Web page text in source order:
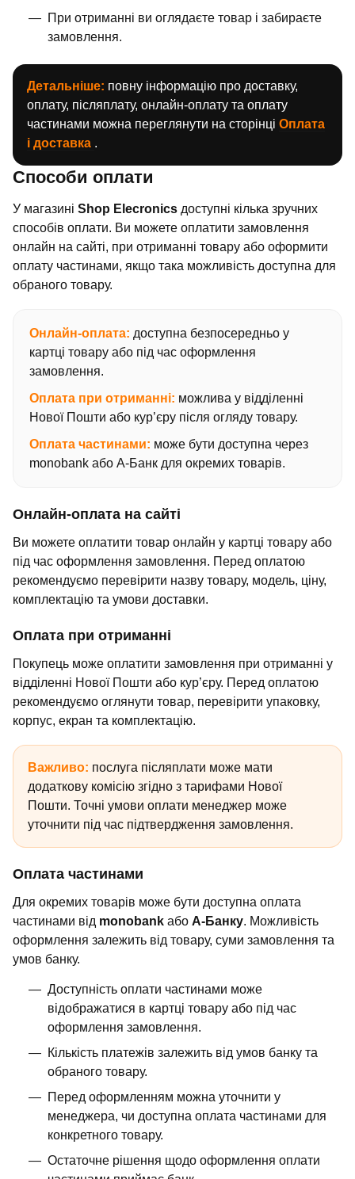
При отриманні ви оглядаєте товар і забираєте
замовлення.
Детальніше: повну інформацію про доставку,
оплату, післяплату, онлайн-оплату та оплату
частинами можна переглянути на сторінці Оплата
і доставка .
Способи оплати
У магазині Shop Elecronics доступні кілька зручних
способів оплати. Ви можете оплатити замовлення
онлайн на сайті, при отриманні товару або оформити
оплату частинами, якщо така можливість доступна для
обраного товару.
Онлайн-оплата: доступна безпосередньо у
картці товару або під час оформлення
замовлення.
Оплата при отриманні: можлива у відділенні
Нової Пошти або кур’єру після огляду товару.
Оплата частинами: може бути доступна через
monobank або А-Банк для окремих товарів.
Онлайн-оплата на сайті
Ви можете оплатити товар онлайн у картці товару або
під час оформлення замовлення. Перед оплатою
рекомендуємо перевірити назву товару, модель, ціну,
комплектацію та умови доставки.
Оплата при отриманні
Покупець може оплатити замовлення при отриманні у
відділенні Нової Пошти або кур’єру. Перед оплатою
рекомендуємо оглянути товар, перевірити упаковку,
корпус, екран та комплектацію.
Важливо: послуга післяплати може мати
додаткову комісію згідно з тарифами Нової
Пошти. Точні умови оплати менеджер може
уточнити під час підтвердження замовлення.
Оплата частинами
Для окремих товарів може бути доступна оплата
частинами від monobank або А-Банку. Можливість
оформлення залежить від товару, суми замовлення та
умов банку.
Доступність оплати частинами може
відображатися в картці товару або під час
оформлення замовлення.
Кількість платежів залежить від умов банку та
обраного товару.
Перед оформленням можна уточнити у
менеджера, чи доступна оплата частинами для
конкретного товару.
Остаточне рішення щодо оформлення оплати